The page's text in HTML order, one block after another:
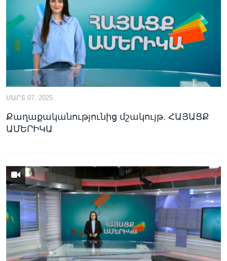
Լեզուներ
ՄԱՐՏ 07, 2025
Քաղաքականությունից մշակույթ. ՀԱՅԱՑՔ
ԱՄԵՐԻԿԱ